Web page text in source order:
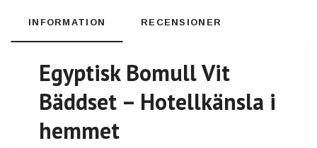
INFORMATION RECENSIONER
Egyptisk Bomull Vit
Bäddset – Hotellkänsla i
hemmet